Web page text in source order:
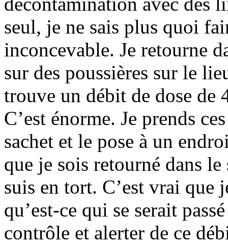
seul, je ne sais plus quoi
inconcevable. Je retourne
sur des poussières sur le
trouve un débit de dose de
C’est énorme. Je prends
sachet et le pose à un
que je sois retourné dans
suis en tort. C’est vrai que
qu’est-ce qui se serait
contrôle et alerter de ce